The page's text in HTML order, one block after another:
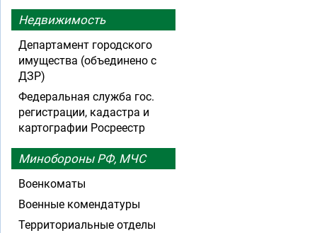
Недвижимость
Департамент городского
имущества (объединено с
ДЗР)
Федеральная служба гос.
регистрации, кадастра и
картографии Росреестр
Минобороны РФ, МЧС
Военкоматы
Военные комендатуры
Территориальные отделы